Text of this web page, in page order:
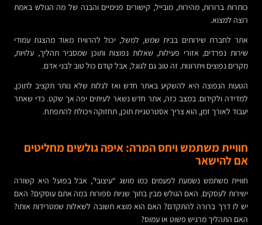
כותרות ברורות, מהירות, מובייל, קישורים פנימיים והבנה של מה הגולש באמת
רוצה למצוא.
אתר לחברת שירותים בבית שמש, למשל, יכול להרוויח מאוד מהצגת עמודי
שירות נפרדים, אזורי פעילות, שאלות נפוצות ותוכן שמסביר תהליך, עלויות,
מקרים נפוצים ויתרונות. זה טוב גם לגוגל, אבל קודם כול טוב לבני אדם.
הטעות הנפוצה היא להשקיע באתר חדש ואז לגלות שלא נותר תקציב לתוכן,
למדידה ולקידום. במצב כזה, אתר חדש נשאר לעיתים יפה אך שקט. כדי שאתר
יעבוד לאורך זמן, הוא צריך אסטרטגיית תוכן, תחזוקה ויכולת להתפתח.
חוויית משתמש ויחס המרה: איפה גולשים מחליטים
אם להישאר
חוויית משתמש נשמעת לפעמים כמו מושג “עיצובי”, אבל בפועל היא קשורה
ישירות לעסקים. האם הגולש מבין בתוך שניות ספורות במה אתם עוסקים? האם
יש לו דרך ברורה להתקדם? האם הוא מוצא תשובה לשאלות שמטרידות אותו?
האם התהליך מרגיש פשוט או עמוס?